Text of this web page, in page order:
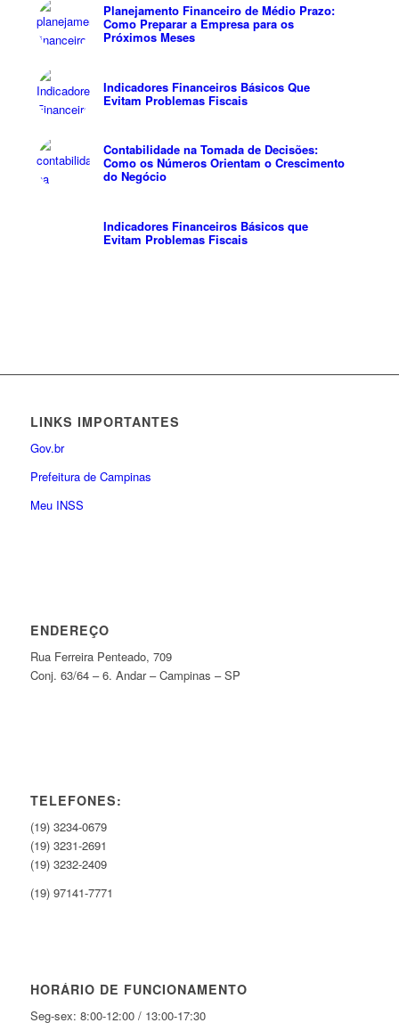
Planejamento Financeiro de Médio Prazo:
Como Preparar a Empresa para os
Próximos Meses
Indicadores Financeiros Básicos Que
Evitam Problemas Fiscais
Contabilidade na Tomada de Decisões:
Como os Números Orientam o Crescimento
do Negócio
Indicadores Financeiros Básicos que
Evitam Problemas Fiscais
LINKS IMPORTANTES
Gov.br
Prefeitura de Campinas
Meu INSS
ENDEREÇO
Rua Ferreira Penteado, 709
Conj. 63/64 – 6. Andar – Campinas – SP
TELEFONES:
(19) 3234-0679
(19) 3231-2691
(19) 3232-2409
(19) 97141-7771
HORÁRIO DE FUNCIONAMENTO
Seg-sex: 8:00-12:00 / 13:00-17:30